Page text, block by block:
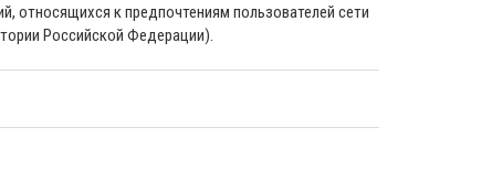
относящихся к предпочтениям пользователей сети
Российской Федерации).